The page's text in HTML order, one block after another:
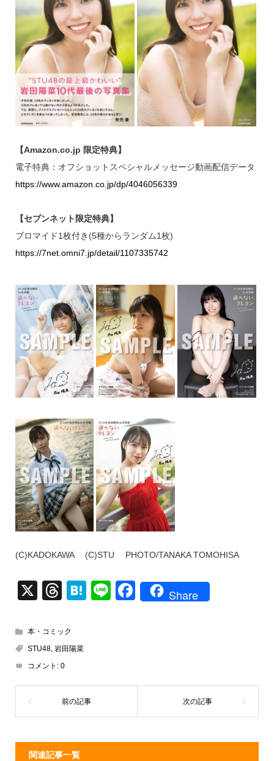
【Amazon.co.jp 限定特典】
電子特典：オフショットスペシャルメッセージ動画配信データ
https://www.amazon.co.jp/dp/4046056339
【セブンネット限定特典】
ブロマイド1枚付き(5種からランダム1枚)
https://7net.omni7.jp/detail/1107335742
(C)KADOKAWA (C)STU PHOTO/TANAKA TOMOHISA
X
T
e
a
d
s
H
Li
F
o
Share
本・コミック
STU48, 岩田陽菜
コメント: 0
関連記事一覧